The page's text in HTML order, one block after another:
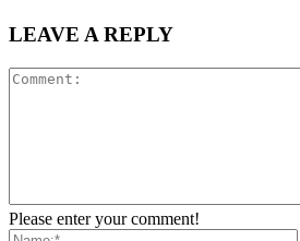
LEAVE A REPLY
Please enter your comment!